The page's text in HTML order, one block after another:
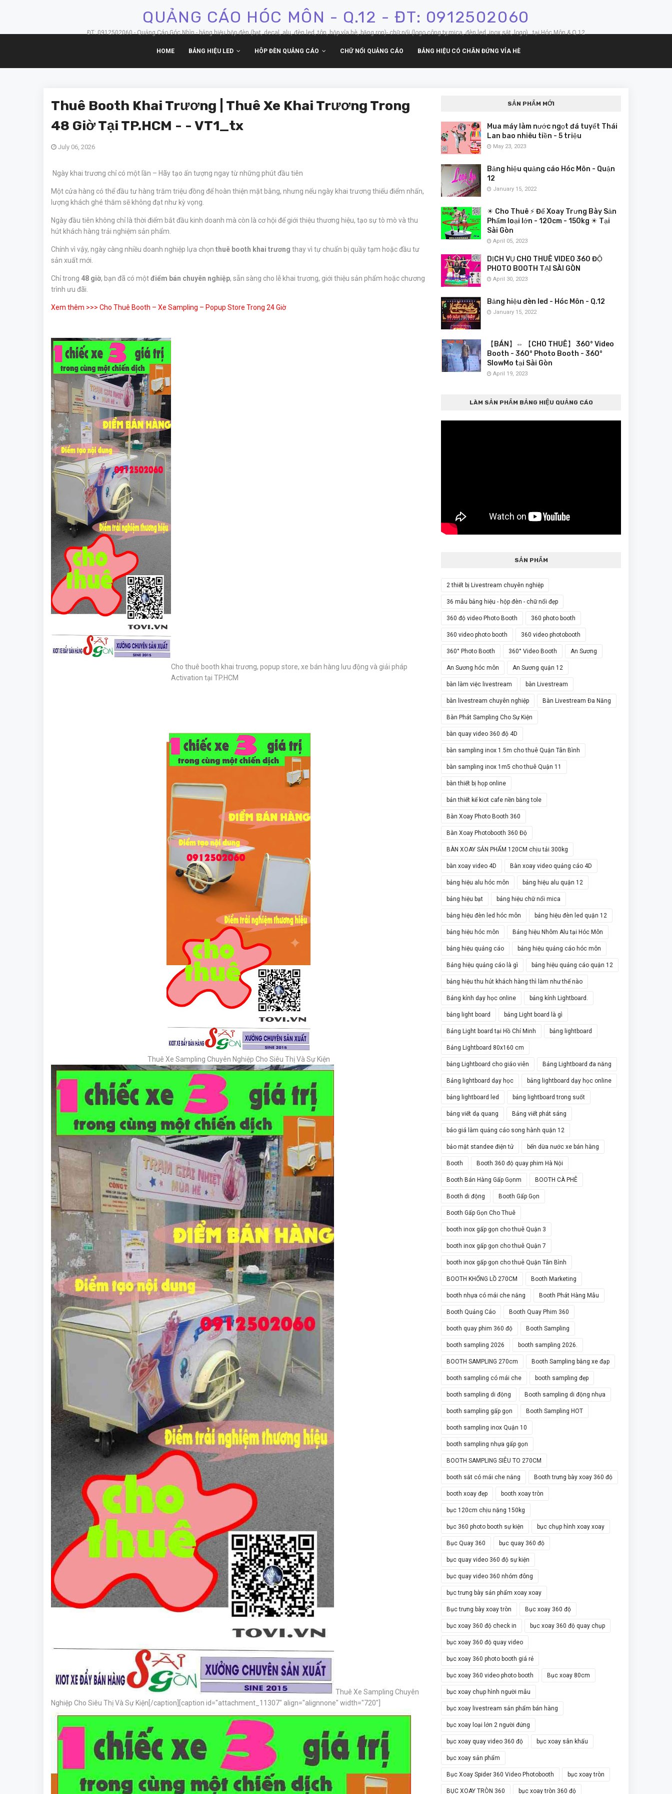
QUẢNG CÁO HÓC MÔN - Q.12 - ĐT: 0912502060
ĐT: 0912502060 - Quảng Cáo Góc Nhìn - bảng hiệu hộp đèn (bạt, decal, alu, đèn led, tôn, hộp vỉa hè, băng ron)- chữ nổi (logo công ty,mica, đèn led, inox,sắt, logo)...tại Hóc Môn & Q.12
HOME BẢNG HIỆU LED HÔP ĐÈN QUẢNG CÁO CHỮ NỔI QUẢNG CÁO BẢNG HIỆU CÓ CHÂN ĐỨNG VỈA HÈ
Thuê Booth Khai Trương | Thuê Xe Khai Trương Trong
48 Giờ Tại TP.HCM - - VT1_tx
July 06, 2026
Ngày khai trương chỉ có một lần – Hãy tạo ấn tượng ngay từ những phút đầu tiên
Một cửa hàng có thể đầu tư hàng trăm triệu đồng để hoàn thiện mặt bằng, nhưng nếu ngày khai trương thiếu điểm nhấn,
lượng khách ghé thăm sẽ không đạt như kỳ vọng.
Ngày đầu tiên không chỉ là thời điểm bắt đầu kinh doanh mà còn là cơ hội để giới thiệu thương hiệu, tạo sự tò mò và thu
hút khách hàng trải nghiệm sản phẩm.
Chính vì vậy, ngày càng nhiều doanh nghiệp lựa chọn thuê booth khai trương thay vì tự chuẩn bị quầy tạm hoặc đầu tư
sản xuất mới.
Chỉ trong 48 giờ, bạn đã có mộtđiểm bán chuyên nghiệp, sẵn sàng cho lễ khai trương, giới thiệu sản phẩm hoặc chương
trình ưu đãi.
Xem thêm >>> Cho Thuê Booth – Xe Sampling – Popup Store Trong 24 Giờ
Cho thuê booth khai trương, popup store, xe bán hàng lưu động và giải pháp
Activation tại TP.HCM
Thuê Xe Sampling Chuyên Nghiệp Cho Siêu Thị Và Sự Kiện
Thuê Xe Sampling Chuyên
Nghiệp Cho Siêu Thị Và Sự Kiện[/caption][caption id="attachment_11307" align="alignnone" width="720"]
SẢN PHẨM MỚI
Mua máy làm nước ngọt đá tuyết Thái
Lan bao nhiêu tiền - 5 triệu
May 23, 2023
Bảng hiệu quảng cáo Hóc Môn - Quận
12
January 15, 2022
☀ Cho Thuê ⚡ Đế Xoay Trưng Bày Sản
Phẩm loại lớn - 120cm - 150kg ☀ Tại
Sài Gòn
April 05, 2023
DỊCH VỤ CHO THUÊ VIDEO 360 ĐỘ
PHOTO BOOTH TẠI SÀI GÒN
April 30, 2023
Bảng hiệu đèn led - Hóc Môn - Q.12
January 15, 2022
【BÁN】⇔ 【CHO THUÊ】 360° Video
Booth - 360° Photo Booth - 360°
SlowMo tại Sài Gòn
April 19, 2023
LÀM SẢN PHẨM BẢNG HIỆU QUẢNG CÁO
SẢN PHẨM
2 thiết bị Livestream chuyên nghiệp
36 mẫu bảng hiệu - hộp đèn - chữ nổi đẹp
360 độ video Photo Booth 360 photo booth
360 video photo booth 360 video photobooth
360° Photo Booth 360° Video Booth An Sương
An Sương hóc môn An Sương quận 12
bàn làm việc livestream bàn Livestream
bàn livestream chuyên nghiệp Bàn Livestream Đa Năng
Bàn Phát Sampling Cho Sự Kiện
bàn quay video 360 độ 4D
bàn sampling inox 1.5m cho thuê Quận Tân Bình
bàn sampling inox 1m5 cho thuê Quận 11
bàn thiết bị họp online
bản thiết kế kiot cafe nền bằng tole
Bàn Xoay Photo Booth 360
Bàn Xoay Photobooth 360 Độ
BÀN XOAY SẢN PHẨM 120CM chịu tải 300kg
bàn xoay video 4D Bàn xoay video quảng cáo 4D
bảng hiệu alu hóc môn bảng hiệu alu quận 12
bảng hiệu bạt bảng hiệu chữ nổi mica
bảng hiệu đèn led hóc môn bảng hiệu đèn led quận 12
bảng hiệu hóc môn Bảng hiệu Nhôm Alu tại Hóc Môn
bảng hiệu quảng cáo bảng hiệu quảng cáo hóc môn
Bảng hiệu quảng cáo là gì bảng hiệu quảng cáo quận 12
bảng hiệu thu hút khách hàng thì làm như thế nào
Bảng kính dạy học online bảng kính Lightboard.
bảng light board bảng Light board là gì
Bảng Light board tại Hồ Chí Minh bảng lightboard
Bảng Lightboard 80x160 cm
bảng Lightboard cho giáo viên Bảng Lightboard đa năng
Bảng lightboard dạy học bảng lightboard dạy học online
bảng lightboard led bảng lightboard trong suốt
bảng viết dạ quang Bảng viết phát sáng
báo giá làm quảng cáo song hành quận 12
bảo mật standee điện tử bến dừa nước xe bán hàng
Booth Booth 360 độ quay phim Hà Nội
Booth Bán Hàng Gấp Gọnm BOOTH CÀ PHÊ
Booth di động Booth Gấp Gọn
Booth Gấp Gọn Cho Thuê
booth inox gấp gọn cho thuê Quận 3
booth inox gấp gọn cho thuê Quận 7
booth inox gấp gọn cho thuê Quận Tân Bình
BOOTH KHỔNG LỒ 270CM Booth Marketing
booth nhựa có mái che nắng Booth Phát Hàng Mẫu
Booth Quảng Cáo Booth Quay Phim 360
booth quay phim 360 độ Booth Sampling
booth sampling 2026 booth sampling 2026.
BOOTH SAMPLING 270cm Booth Sampling bằng xe đạp
booth sampling có mái che booth sampling đẹp
booth sampling di động Booth sampling di động nhựa
booth sampling gấp gọn Booth Sampling HOT
booth sampling inox Quận 10
booth sampling nhựa gấp gọn
BOOTH SAMPLING SIÊU TO 270CM
booth sắt có mái che nắng Booth trưng bày xoay 360 độ
booth xoay đẹp booth xoay tròn
bục 120cm chịu nặng 150kg
bục 360 photo booth sự kiện bục chụp hình xoay xoay
Bục Quay 360 bục quay 360 độ
bục quay video 360 độ sự kiện
bục quay video 360 nhóm đông
bục trưng bày sản phẩm xoay xoay
Bục trưng bày xoay tròn Bục xoay 360 độ
bục xoay 360 độ check in bục xoay 360 độ quay chụp
bục xoay 360 độ quay video
bục xoay 360 photo booth giá rẻ
bục xoay 360 video photo booth Bục xoay 80cm
bục xoay chụp hình người mẫu
bục xoay livestream sản phẩm bán hàng
bục xoay loại lớn 2 người đứng
bục xoay quay video 360 độ bục xoay sân khấu
bục xoay sản phẩm
Bục Xoay Spider 360 Video Photobooth bục xoay tròn
BỤC XOAY TRÒN 360 bục xoay tròn 360 độ